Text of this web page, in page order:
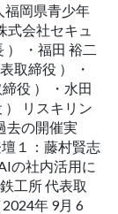
福岡県⻘少年
式会社セキュ
） ・福⽥ 裕⼆
取締役 ） ・
役 ） ・⽔⽥
） リスキリン
去の開催実
１：藤村賢志
の社内活⽤に
⼯所 代表取
年 9⽉ 6